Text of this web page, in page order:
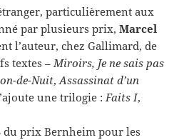
particulièrement aux
par plusieurs prix,Marcel
l’auteur, chez Gallimard, de
textes –Miroirs, Je ne sais pas
de-Nuit, Assassinat d’un
une trilogie :Faits I,
du prix Bernheim pour les